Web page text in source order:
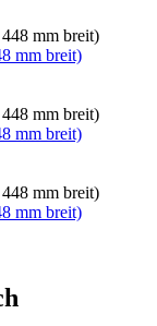
mm breit)
mm breit)
mm breit)